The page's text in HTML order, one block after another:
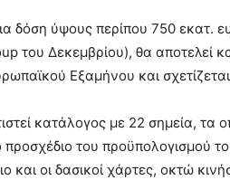
δόση ύψους περίπου 750
του Δεκεμβρίου), θα αποτελεί
Εξαμήνου και
κατάλογος με 22 σημεία, τα
του προϋπολογισμού
οι δασικοί χάρτες, οκτώ